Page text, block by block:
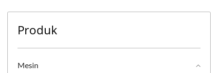
Produk
Mesin